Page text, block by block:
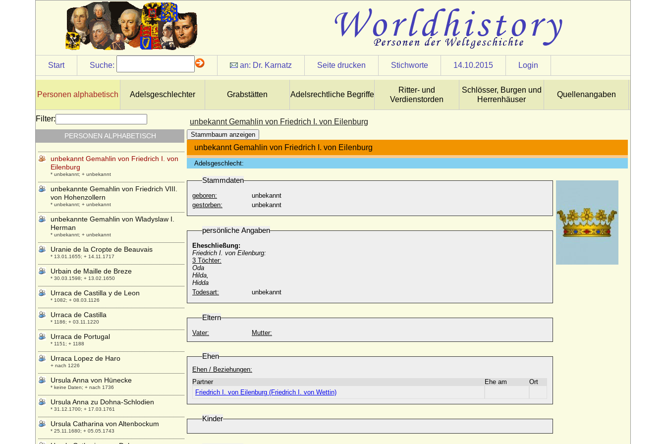
Start Suche: an: Dr. Karnatz Seite drucken Stichworte 14.10.2015 Login
Personen alphabetisch Adelsgeschlechter Grabstätten Adelsrechtliche Begriffe
Ritter- und
Verdienstorden
Schlösser, Burgen und
Herrenhäuser
Quellenangaben
unbekannt Gemahlin von Friedrich I. von Eilenburg
Stammbaum anzeigen
unbekannt Gemahlin von Friedrich I. von Eilenburg
Adelsgeschlecht:
Stammdaten
geboren:
unbekannt
gestorben:
unbekannt
persönliche Angaben
Eheschließung:
Friedrich I. von Eilenburg:
3 Töchter:
Oda
Hilda,
Hidda
Todesart:
unbekannt
Eltern
Vater: Mutter:
Ehen
Ehen / Beziehungen:
Partner
Ehe am
Ort
Friedrich I. von Eilenburg (Friedrich I. von Wettin)
Kinder
Filter:
PERSONEN ALPHABETISCH
Ulrike von Calbo
* 05.06.1820; + 26.06.1874
Ulrike von Schwerin
* 10.02.1772; + 25.09.1811
Umberto I. di Savoia (Umberto I. von
Italien)
* 14.03.1844; + 29.07.1900
Umberto II. di Savoia (von Savoyen)
unbekannte Gemahlin von Burkhard I. von
* unbekannt; + unbekannt
unbekannte Gemahlin von Dedi im
Harzgau
* unbekannt; + unbekannt
unbekannt Gemahlin von Friedrich I. von
Eilenburg
* unbekannt; + unbekannt
unbekannte Gemahlin von Friedrich VIII.
von Hohenzollern
* unbekannt; + unbekannt
unbekannte Gemahlin von Wladyslaw I.
Herman
* unbekannt; + unbekannt
Uranie de la Cropte de Beauvais
* 13.01.1655; + 14.11.1717
Urbain de Maille de Breze
* 30.03.1598; + 13.02.1650
Urraca de Castilla y de Leon
* 1082; + 08.03.1126
Urraca de Castilla
* 1186; + 03.11.1220
Urraca de Portugal
* 1151; + 1188
Urraca Lopez de Haro
+ nach 1226
Ursula Anna von Hünecke
* keine Daten; + nach 1736
Ursula Anna zu Dohna-Schlodien
* 31.12.1700; + 17.03.1761
Ursula Catharina von Altenbockum
* 25.11.1680; + 05.05.1743